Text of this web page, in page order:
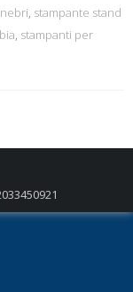
, stampante stand
, stampanti per